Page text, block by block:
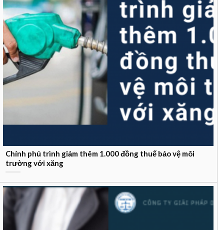
Chính phủ trình giảm thêm 1.000 đồng thuế bảo vệ môi
trường với xăng